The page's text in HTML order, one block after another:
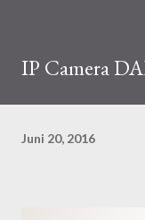
IP Camera
Juni 20, 2016